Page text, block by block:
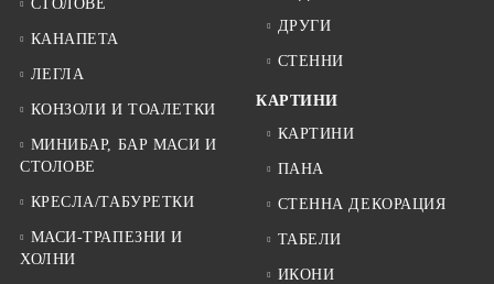
СТОЛОВЕ
КАНАПЕТА
ЛЕГЛА
КОНЗОЛИ И ТОАЛЕТКИ
МИНИБАР, БАР МАСИ И
СТОЛОВЕ
КРЕСЛА/ТАБУРЕТКИ
МАСИ-ТРАПЕЗНИ И
ХОЛНИ
ДРУГИ
СТЕННИ
КАРТИНИ
КАРТИНИ
ПАНА
СТЕННА ДЕКОРАЦИЯ
ТАБЕЛИ
ИКОНИ